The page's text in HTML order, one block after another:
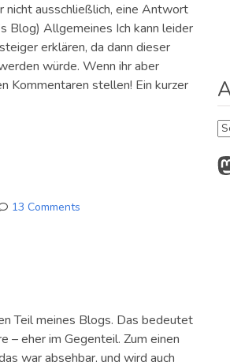
nicht ausschließlich, eine Antwort
Blog) Allgemeines Ich kann leider
erklären, da dann dieser
würde. Wenn ihr aber
Kommentaren stellen! Ein kurzer
13 Comments
kompliziert?
Teil meines Blogs. Das bedeutet
– eher im Gegenteil. Zum einen
war absehbar, und wird auch